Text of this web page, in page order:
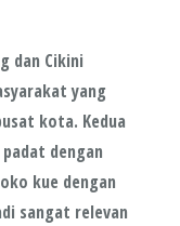
dan Cikini
yang
kota. Kedua
dengan
kue dengan
sangat relevan